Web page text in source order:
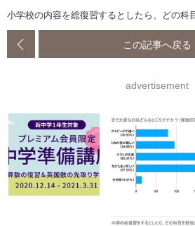
小学校の内容を総復習するとしたら、どの科
この記事へ戻る
advertisement